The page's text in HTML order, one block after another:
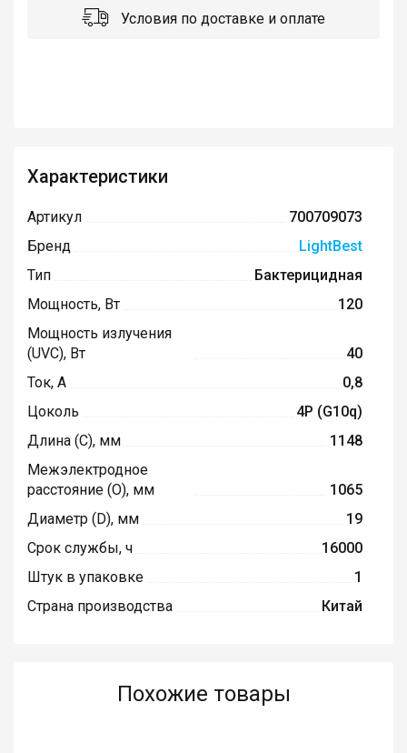
Условия по доставке и оплате
Характеристики
Артикул
700709073
Бренд
LightBest
Тип
Бактерицидная
Мощность, Вт
120
Мощность излучения
(UVC), Вт
40
Ток, А
0,8
Цоколь
4P (G10q)
Длина (C), мм
1148
Межэлектродное
расстояние (O), мм
1065
Диаметр (D), мм
19
Срок службы, ч
16000
Штук в упаковке
1
Страна производства
Китай
Похожие товары